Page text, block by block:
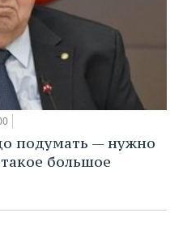
подумать — нужно
большое